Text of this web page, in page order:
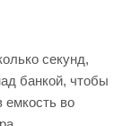
секунд,
банкой, чтобы
емкость во